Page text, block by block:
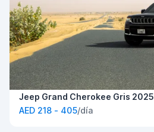
Jeep Grand Cherokee Gris 2025
AED 218 - 405/día